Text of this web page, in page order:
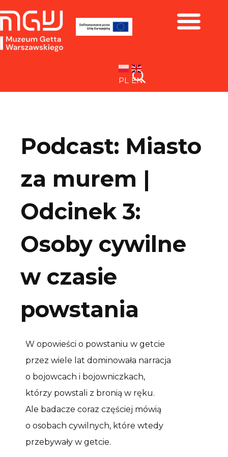
PL EN
Podcast: Miasto
za murem |
Odcinek 3:
Osoby cywilne
w czasie
powstania
W opowieści o powstaniu w getcie
przez wiele lat dominowała narracja
o bojowcach i bojowniczkach,
którzy powstali z bronią w ręku.
Ale badacze coraz częściej mówią
o osobach cywilnych, które wtedy
przebywały w getcie.